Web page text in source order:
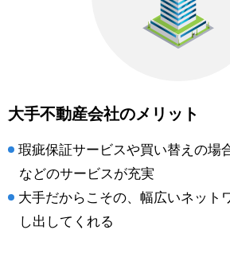
大手不動産会社のメリット
瑕疵保証サービスや買い替えの場
などのサービスが充実
大手だからこその、幅広いネット
し出してくれる